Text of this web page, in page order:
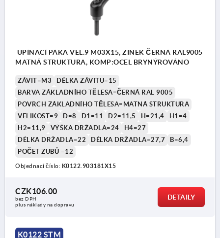
UPÍNACÍ PÁKA VEL.9 M03X15, ZINEK ČERNÁ RAL9005
MATNÁ STRUKTURA, KOMP:OCEL BRYNÝROVÁNO
ZÁVIT=M3
DÉLKA ZÁVITU=15
BARVA ZÁKLADNÍHO TĚLESA=ČERNÁ RAL 9005
POVRCH ZÁKLADNÍHO TĚLESA=MATNÁ STRUKTURA
VELIKOST=9
D=8 D1=11 D2=11,5 H=21,4
H1=4
H2=11,9
VÝŠKA DRŽADLA=24
H4=27
DÉLKA DRŽADLA=22
DÉLKA DRŽADLA=27,7
B=6,4
POČET ZUBŮ =12
Objednací číslo: K0122.903181X15
CZK106.00
bez DPH
plus náklady na dopravu
DETAILY
K0122 STM